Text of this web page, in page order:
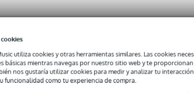
utiliza cookies y otras herramientas similares. Las cookies
básicas mientras navegas por nuestro sitio web y te
nos gustaría utilizar cookies para medir y analizar tu
funcionalidad como tu experiencia de compra.
with Semi-hard Case